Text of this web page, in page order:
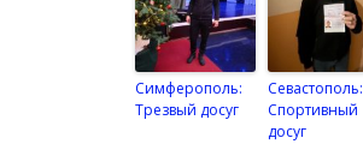
Симферополь:
Трезвый досуг
Севастополь:
Спортивный
досуг